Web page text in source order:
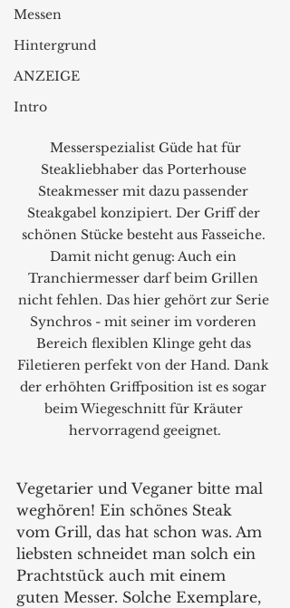
Messen
Hintergrund
ANZEIGE
Intro
Steakliebhaber das Porterhouse
Steakmesser mit dazu passender
Steakgabel konzipiert. Der Griff der
schönen Stücke besteht aus Fasseiche.
Damit nicht genug: Auch ein
Tranchiermesser darf beim Grillen
nicht fehlen. Das hier gehört zur Serie
Synchros - mit seiner im vorderen
Bereich flexiblen Klinge geht das
Filetieren perfekt von der Hand. Dank
der erhöhten Griffposition ist es sogar
beim Wiegeschnitt für Kräuter
hervorragend geeignet.
Vegetarier und Veganer bitte mal
weghören! Ein schönes Steak
vom Grill, das hat schon was. Am
liebsten schneidet man solch ein
Prachtstück auch mit einem
guten Messer. Solche Exemplare,